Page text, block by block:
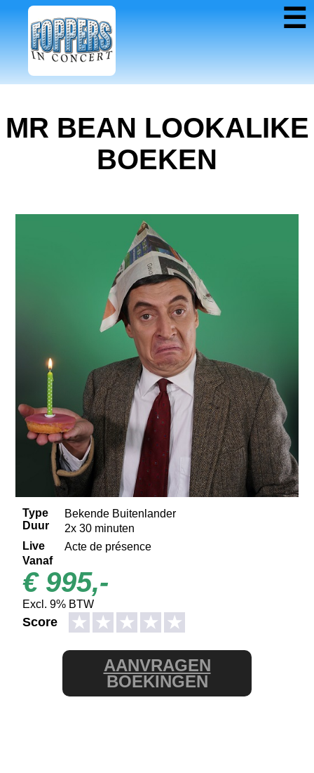
☰
MR BEAN LOOKALIKE
BOEKEN
Type
Bekende Buitenlander
Duur
2x 30 minuten
Live
Acte de présence
Vanaf
€ 995,-
Excl. 9% BTW
Score ★ ★ ★ ★ ★
AANVRAGEN
BOEKINGEN